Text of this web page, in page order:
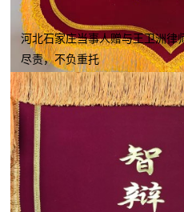
河北石家庄当事人赠与王卫洲律
尽责，不负重托